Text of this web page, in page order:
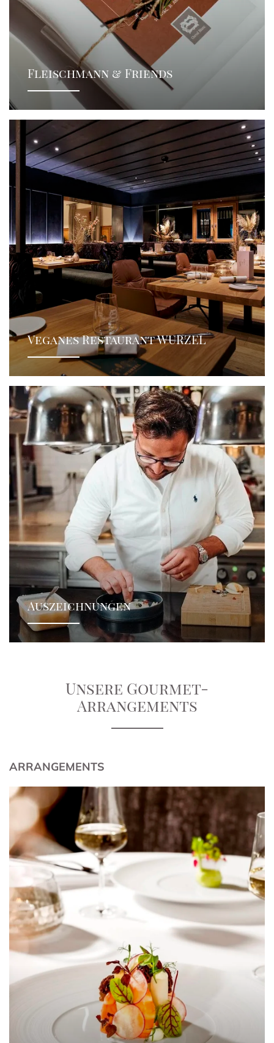
Fleischmann & Friends
Veganes Restaurant WURZEL
Auszeichnungen
Unsere Gourmet-
Arrangements
ARRANGEMENTS